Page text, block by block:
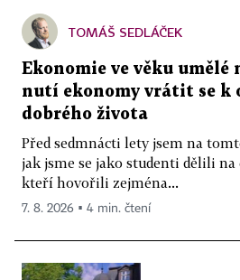
TOMÁŠ SEDLÁČEK
Ekonomie ve věku umělé
nutí ekonomy vrátit se k
dobrého života
Před sedmnácti lety jsem na
jak jsme se jako studenti dělili na
kteří hovořili zejména...
7. 8. 2026 ▪ 4 min. čtení